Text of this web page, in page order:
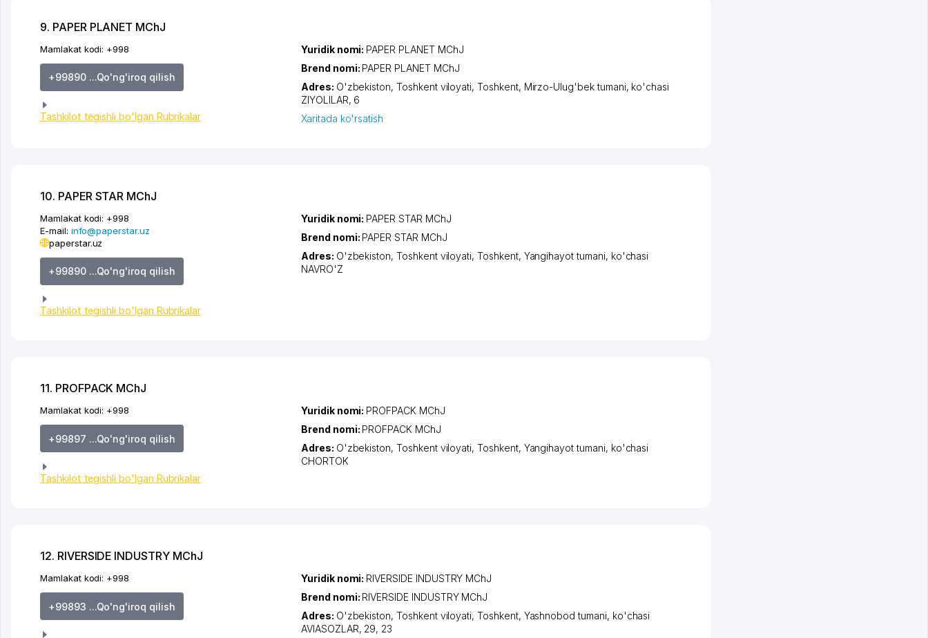
9. PAPER PLANET MChJ
Mamlakat kodi: +998
+99890 ...Qo'ng'iroq qilish
Tashkilot tegishli bo'lgan Rubrikalar
Yuridik nomi: PAPER PLANET MChJ
Brend nomi: PAPER PLANET MChJ
Adres: O'zbekiston,Toshkent viloyati,Toshkent, Mirzo-Ulug'bek tumani, ko'chasi
ZIYOLILAR, 6
Xaritada ko'rsatish
10. PAPER STAR MChJ
Mamlakat kodi: +998
E-mail: info@paperstar.uz
paperstar.uz
+99890 ...Qo'ng'iroq qilish
Tashkilot tegishli bo'lgan Rubrikalar
Yuridik nomi: PAPER STAR MChJ
Brend nomi: PAPER STAR MChJ
Adres: O'zbekiston,Toshkent viloyati,Toshkent, Yangihayot tumani, ko'chasi
NAVRO'Z
11. PROFPACK MChJ
Mamlakat kodi: +998
+99897 ...Qo'ng'iroq qilish
Tashkilot tegishli bo'lgan Rubrikalar
Yuridik nomi: PROFPACK MChJ
Brend nomi: PROFPACK MChJ
Adres: O'zbekiston,Toshkent viloyati,Toshkent, Yangihayot tumani, ko'chasi
CHORTOK
12. RIVERSIDE INDUSTRY MChJ
Mamlakat kodi: +998
+99893 ...Qo'ng'iroq qilish
Yuridik nomi: RIVERSIDE INDUSTRY MChJ
Brend nomi: RIVERSIDE INDUSTRY MChJ
Adres: O'zbekiston,Toshkent viloyati,Toshkent, Yashnobod tumani, ko'chasi
AVIASOZLAR, 29, 23